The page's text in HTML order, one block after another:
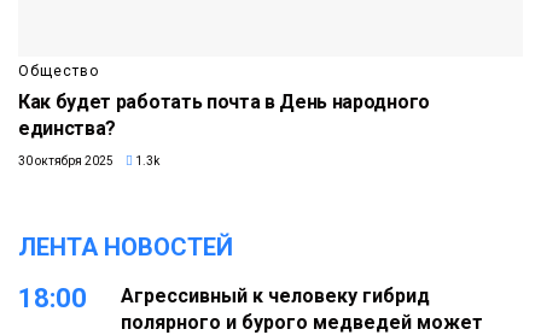
Общество
Как будет работать почта в День народного
единства?
30 октября 2025 1.3k
ЛЕНТА НОВОСТЕЙ
18:00
Агрессивный к человеку гибрид
полярного и бурого медведей может